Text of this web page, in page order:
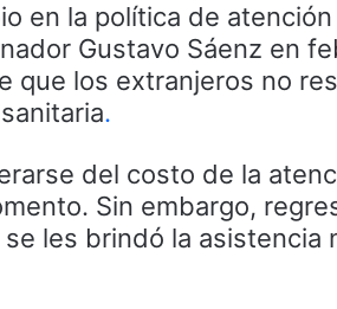
en la política de
Gustavo Sáenz en
que los extranjeros no
.
del costo de la
Sin embargo,
les brindó la asistencia